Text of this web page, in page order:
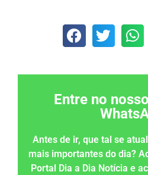
Entre no
Antes de ir, que tal se
mais importantes do dia?
Portal Dia a Dia Notícia e